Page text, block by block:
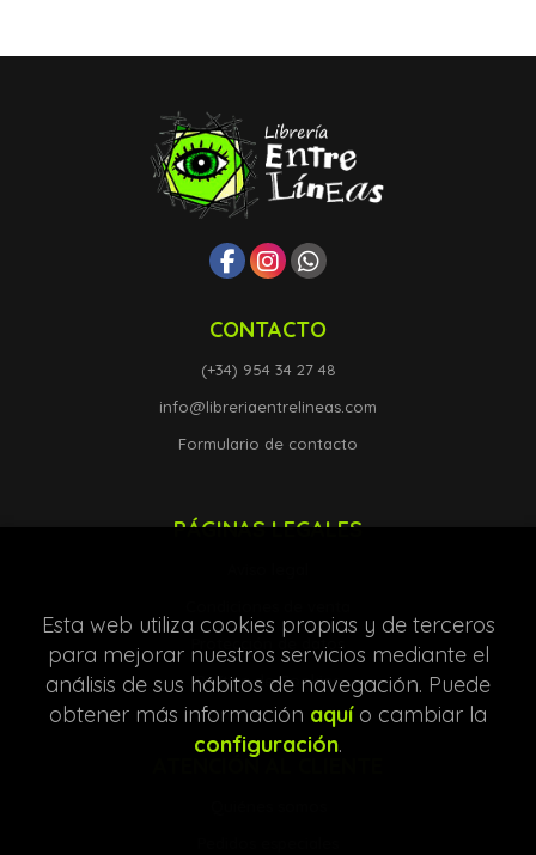
CONTACTO
(+34) 954 34 27 48
info@libreriaentrelineas.com
Formulario de contacto
PÁGINAS LEGALES
Protección de datos
Política de Cookies
ATENCIÓN AL CLIENTE
Esta web utiliza cookies propias y de terceros
para mejorar nuestros servicios mediante el
análisis de sus hábitos de navegación. Puede
obtener más información aquío cambiar la
configuración.